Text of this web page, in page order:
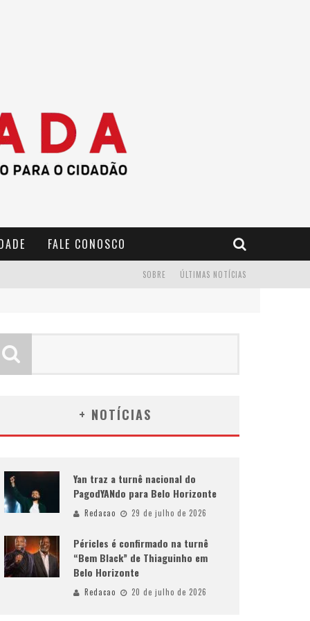
FALE CONOSCO
ÚLTIMAS NOTÍCIAS
SOBRE
+ NOTÍCIAS
Yan traz a turnê nacional do
PagodYANdo para Belo Horizonte
Redacao 29 de julho de 2026
Péricles é confirmado na turnê
“Bem Black” de Thiaguinho em
Belo Horizonte
Redacao 20 de julho de 2026